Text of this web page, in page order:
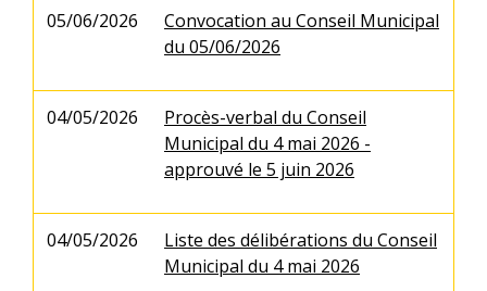
05/06/2026
Convocation au Conseil Municipal
du 05/06/2026
04/05/2026
Procès-verbal du Conseil
Municipal du 4 mai 2026 -
approuvé le 5 juin 2026
04/05/2026
Liste des délibérations du Conseil
Municipal du 4 mai 2026